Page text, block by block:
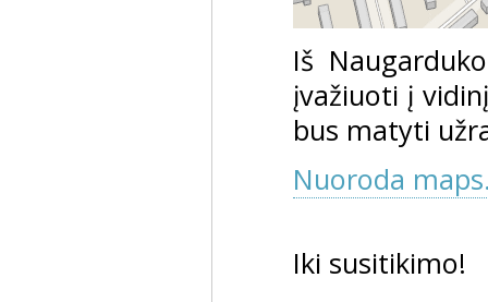
Iš
įvažiuoti į
bus matyti
Nuoroda
Iki susitikimo!